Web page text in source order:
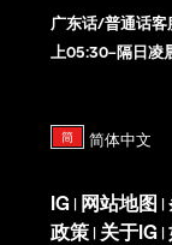
广东话/普通话客
上05:30–隔日凌
IG | 网站地图 |
政策 | 关于IG |